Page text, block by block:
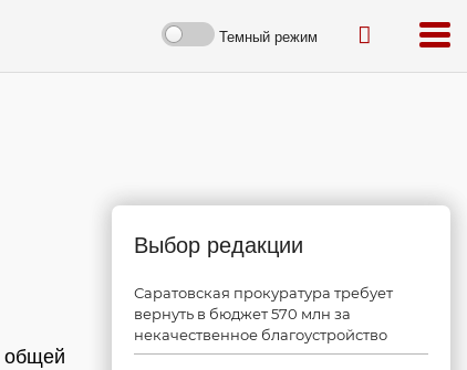
Темный режим
общей
Выбор редакции
Саратовская прокуратура требует
вернуть в бюджет 570 млн за
некачественное благоустройство